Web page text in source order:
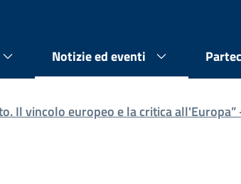
Notizie ed eventi
Il vincolo europeo e la critica all'Europa”